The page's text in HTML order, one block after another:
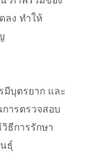
ลง ทำให้
บุตรยาก และ
ารตรวจสอบ
ธีการรักษา
ธุ์